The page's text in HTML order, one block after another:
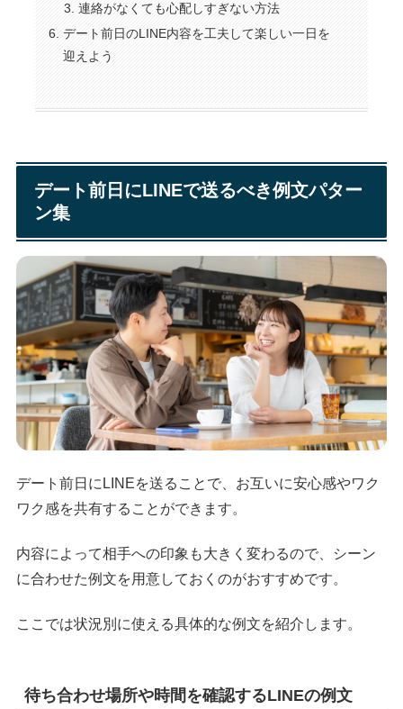
連絡がなくても心配しすぎない方法
デート前日のLINE内容を工夫して楽しい一日を
迎えよう
デート前日にLINEで送るべき例文パター
ン集
デート前日にLINEを送ることで、お互いに安心感やワク
ワク感を共有することができます。
内容によって相手への印象も大きく変わるので、シーン
に合わせた例文を用意しておくのがおすすめです。
ここでは状況別に使える具体的な例文を紹介します。
待ち合わせ場所や時間を確認するLINEの例文